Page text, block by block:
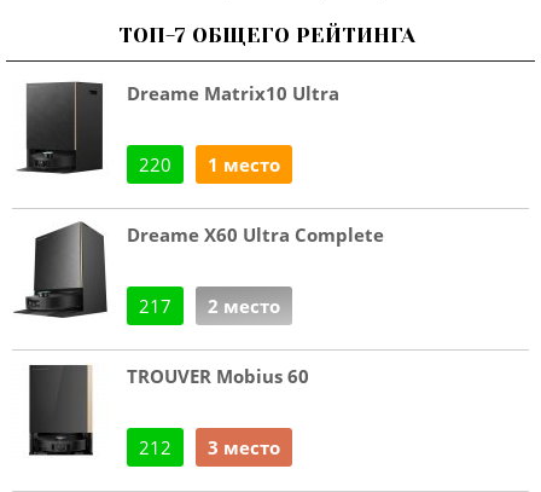
ТОП-7 ОБЩЕГО РЕЙТИНГА
Dreame Matrix10 Ultra
220 1 место
Dreame X60 Ultra Complete
217 2 место
TROUVER Mobius 60
212 3 место